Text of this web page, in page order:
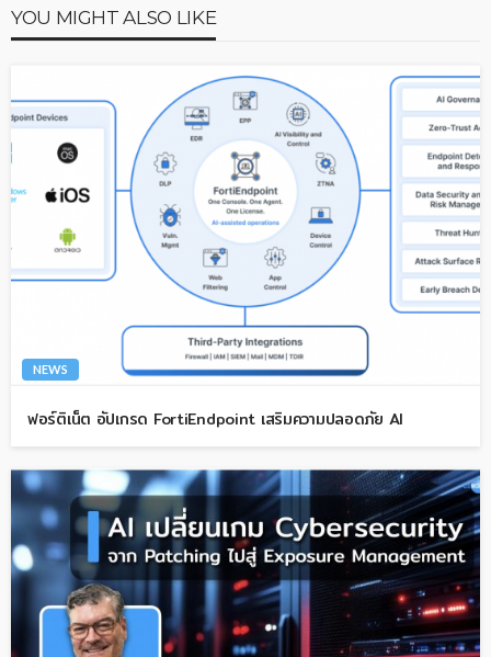
YOU MIGHT ALSO LIKE
NEWS
ฟอร์ติเน็ต อัปเกรด FortiEndpoint เสริมความปลอดภัย AI